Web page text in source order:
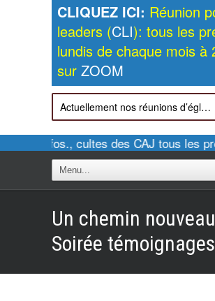
CLIQUEZ ICI: Réunion
leaders (CLI): tous les
lundis de chaque mois à
sur ZOOM
Actuellement nos réunions d’église sont retransmises sur ZOOM les dimanches à 11h et vendredis à 20h00
Pour infos., cultes des CAJ tous les
Un chemin
Soirée témoignages